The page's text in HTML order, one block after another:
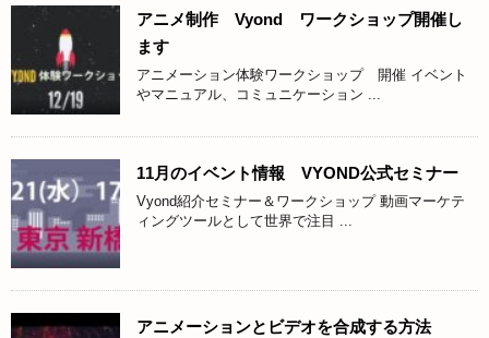
アニメ制作 Vyond ワークショップ開催し
ます
アニメーション体験ワークショップ 開催 イベント
やマニュアル、コミュニケーション ...
11月のイベント情報 VYOND公式セミナー
Vyond紹介セミナー＆ワークショップ 動画マーケテ
ィングツールとして世界で注目 ...
アニメーションとビデオを合成する方法